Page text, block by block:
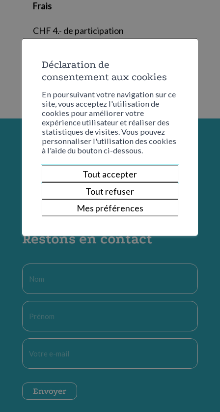
Frais
CHF 4.- de participation
Restons en contact
Nom
Prénom
E-
mail
CAPTCHA
Envoyer
Déclaration de
consentement aux cookies
En poursuivant votre navigation sur ce
site, vous acceptez l'utilisation de
cookies pour améliorer votre
expérience utilisateur et réaliser des
statistiques de visites. Vous pouvez
personnaliser l'utilisation des cookies
à l'aide du bouton ci-dessous.
Tout accepter
Tout refuser
Mes préférences